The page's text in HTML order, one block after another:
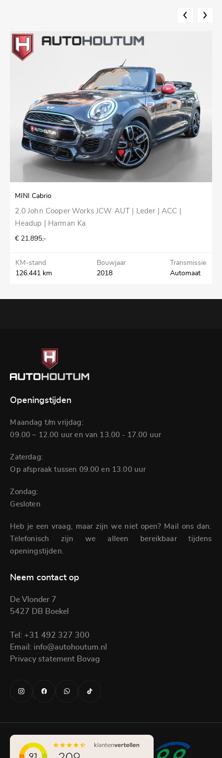
MINI Cabrio
2.0 John Cooper Works JCW AUT | Leder | ACC |
Headup | Harman Ka
€ 21.895,-
KM-stand
126.441 km
Bouwjaar
2018
Transmissie
Automaat
Openingstijden
Maandag t/m vrijdag:
09.00 – 12.00 uur en van 13.00 - 17.00 uur
Zaterdag:
Op afspraak tussen 09.00 en 13.00 uur
Zondag:
Gesloten
Heb je een vraag, maar zijn we niet open? Mail ons dan.
Telefonisch zijn we alleen bereikbaar tijdens
openingstijden.
Neem contact op
De Vlonder 7
5427 DB Boekel
Tel: +31 492 327 300
Email: info@autohoutum.nl
Privacy statement Bovag